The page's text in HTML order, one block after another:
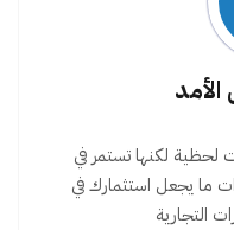
لكنها تستمر في
ما يجعل استثمارك في
التجارية